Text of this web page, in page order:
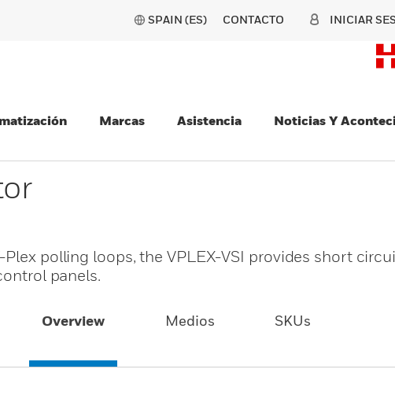
SPAIN (ES) CONTACTO INICIAR
Marcas Asistencia Noticias Y
polling loops, the VPLEX-VSI provides short
panels.
Overview Medios SKUs